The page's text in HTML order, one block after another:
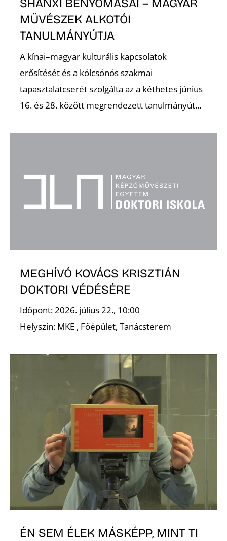
SHANXI BENYOMÁSAI – MAGYAR
MŰVÉSZEK ALKOTÓI
TANULMÁNYÚTJA
A kínai–magyar kulturális kapcsolatok
erősítését és a kölcsönös szakmai
tapasztalatcserét szolgálta az a kéthetes június
16. és 28. között megrendezett tanulmányút...
MEGHÍVÓ KOVÁCS KRISZTIÁN
DOKTORI VÉDÉSÉRE
Időpont: 2026. július 22., 10:00
Helyszín: MKE , Főépület, Tanácsterem
ÉN SEM ÉLEK MÁSKÉPP, MINT TI